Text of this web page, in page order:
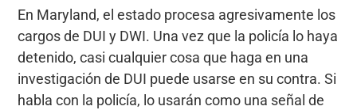
En Maryland, el estado procesa agresivamente los
cargos de DUI y DWI. Una vez que la policía lo haya
detenido, casi cualquier cosa que haga en una
investigación de DUI puede usarse en su contra. Si
habla con la policía, lo usarán como una señal de